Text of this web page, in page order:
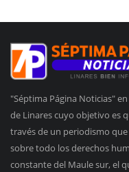
"Séptima Página Noticias"
de Linares cuyo objetivo es
través de un periodismo
sobre todo los derechos
constante del Maule sur, el